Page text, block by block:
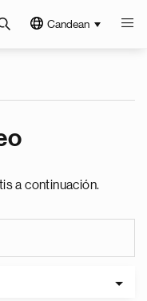
Candean
a continuación.